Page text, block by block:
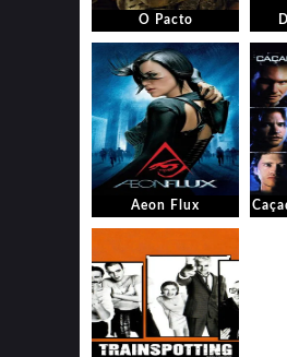
O Pacto
Aeon Flux